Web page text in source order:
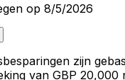
op 8/5/2026
zijn
van GBP 20,000